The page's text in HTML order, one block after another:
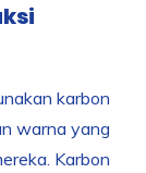
karbon
warna yang
Karbon